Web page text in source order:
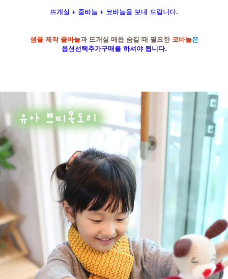
뜨개실 + 줄바늘 + 코바늘을 보내 드립니다.
샘플 제작 줄바늘과 뜨개실 매듭 숨길 때 필요한 코바늘은
옵션선택추가구매를 하셔야 됩니다.